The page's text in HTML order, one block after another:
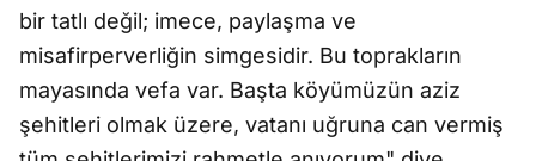
bir tatlı değil; imece, paylaşma ve
misafirperverliğin simgesidir. Bu toprakların
mayasında vefa var. Başta köyümüzün aziz
şehitleri olmak üzere, vatanı uğruna can vermiş